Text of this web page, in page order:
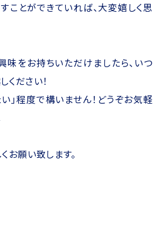
ことができていれば、大変嬉しく思
味をお持ちいただけましたら、いつ
ださい！
い」程度で構いません！どうぞお気軽
お願い致します。